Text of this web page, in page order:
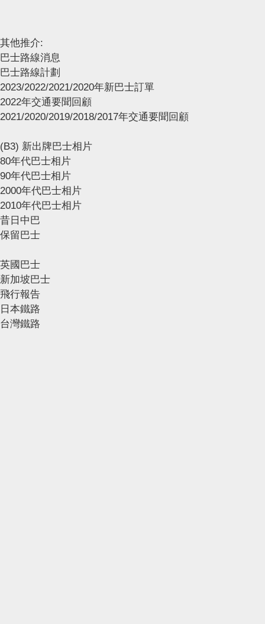
其他推介:
巴士路線消息
巴士路線計劃
2023/2022/2021/2020年新巴士訂單
2022年交通要聞回顧
2021/2020/2019/2018/2017年交通要聞回顧
(B3) 新出牌巴士相片
80年代巴士相片
90年代巴士相片
2000年代巴士相片
2010年代巴士相片
昔日中巴
保留巴士
英國巴士
新加坡巴士
飛行報告
日本鐵路
台灣鐵路